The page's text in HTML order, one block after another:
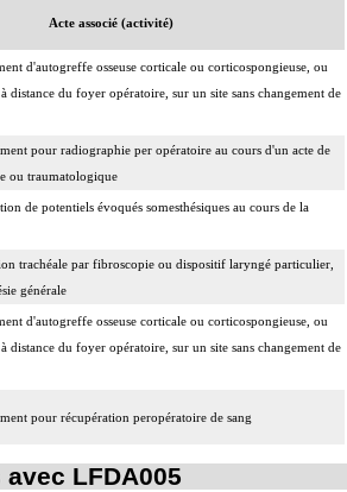
Acte associé (activité)
d'autogreffe osseuse corticale ou corticospongieuse, ou
distance du foyer opératoire, sur un site sans changement de
pour radiographie per opératoire au cours d'un acte de
ou traumatologique
de potentiels évoqués somesthésiques au cours de la
trachéale par fibroscopie ou dispositif laryngé particulier,
générale
d'autogreffe osseuse corticale ou corticospongieuse, ou
distance du foyer opératoire, sur un site sans changement de
pour récupération peropératoire de sang
LFDA005